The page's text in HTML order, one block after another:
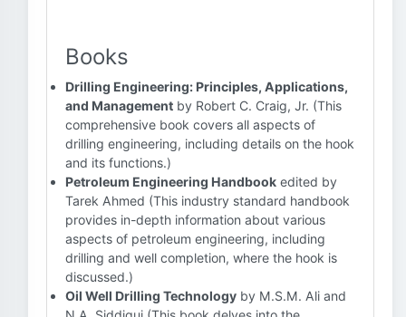
Books
Drilling Engineering: Principles, Applications,
and Management by Robert C. Craig, Jr. (This
comprehensive book covers all aspects of
drilling engineering, including details on the hook
and its functions.)
Petroleum Engineering Handbook edited by
Tarek Ahmed (This industry standard handbook
provides in-depth information about various
aspects of petroleum engineering, including
drilling and well completion, where the hook is
discussed.)
Oil Well Drilling Technology by M.S.M. Ali and